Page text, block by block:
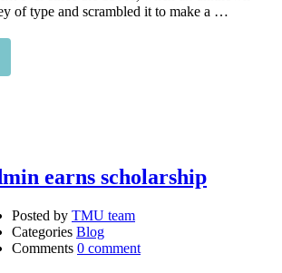
of type and scrambled it to make a …
earns scholarship
Posted by TMU team
Categories Blog
Comments 0 comment